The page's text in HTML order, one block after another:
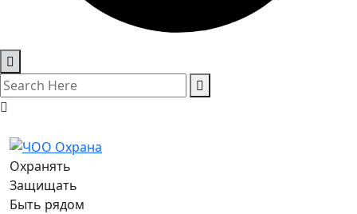
Охранять
Защищать
Быть рядом